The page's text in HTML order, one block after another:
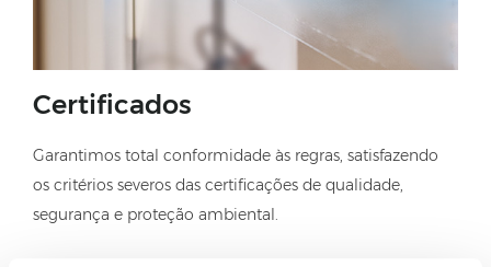
Certificados
Garantimos total conformidade às regras, satisfazendo
os critérios severos das certificações de qualidade,
segurança e proteção ambiental.